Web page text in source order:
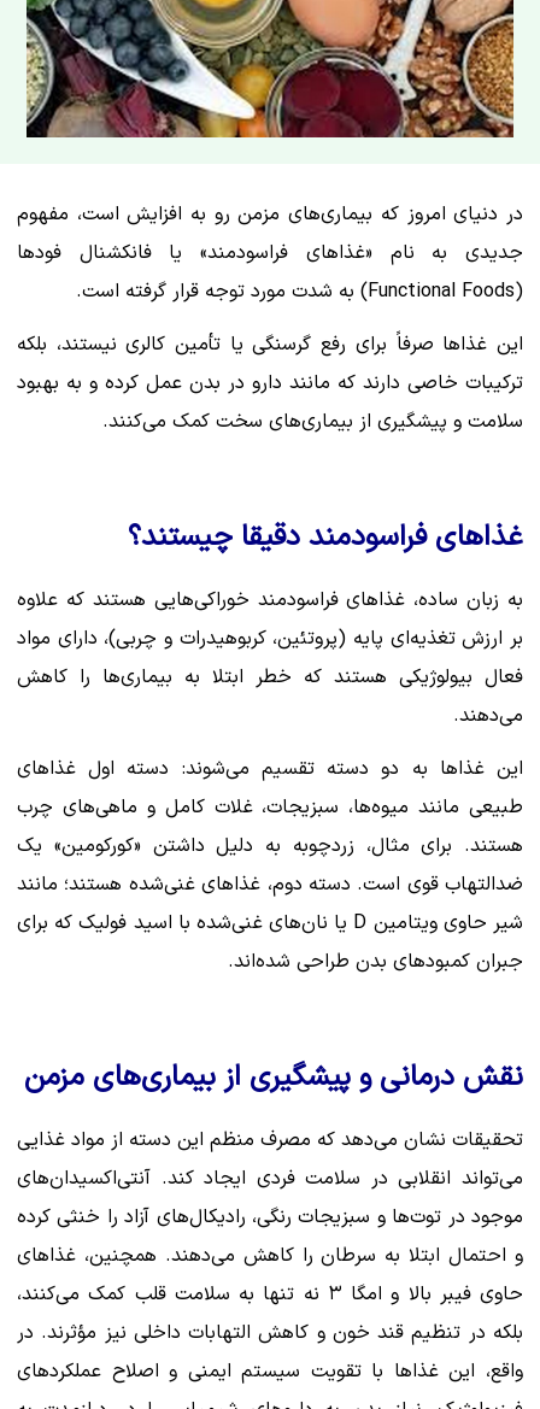
در دنیای امروز که بیماری‌های مزمن رو به افزایش است، مفهوم
جدیدی به نام «غذاهای فراسودمند» یا فانکشنال فودها
(Functional Foods) به شدت مورد توجه قرار گرفته است.
این غذاها صرفاً برای رفع گرسنگی یا تأمین کالری نیستند، بلکه
ترکیبات خاصی دارند که مانند دارو در بدن عمل کرده و به بهبود
سلامت و پیشگیری از بیماری‌های سخت کمک می‌کنند.
غذاهای فراسودمند دقیقا چیستند؟
به زبان ساده، غذاهای فراسودمند خوراکی‌هایی هستند که علاوه
بر ارزش تغذیه‌ای پایه (پروتئین، کربوهیدرات و چربی)، دارای مواد
فعال بیولوژیکی هستند که خطر ابتلا به بیماری‌ها را کاهش
می‌دهند.
این غذاها به دو دسته تقسیم می‌شوند: دسته اول غذاهای
طبیعی مانند میوه‌ها، سبزیجات، غلات کامل و ماهی‌های چرب
هستند. برای مثال، زردچوبه به دلیل داشتن «کورکومین» یک
ضدالتهاب قوی است. دسته دوم، غذاهای غنی‌شده هستند؛ مانند
شیر حاوی ویتامین D یا نان‌های غنی‌شده با اسید فولیک که برای
جبران کمبودهای بدن طراحی شده‌اند.
نقش درمانی و پیشگیری از بیماری‌های مزمن
تحقیقات نشان می‌دهد که مصرف منظم این دسته از مواد غذایی
می‌تواند انقلابی در سلامت فردی ایجاد کند. آنتی‌اکسیدان‌های
موجود در توت‌ها و سبزیجات رنگی، رادیکال‌های آزاد را خنثی کرده
و احتمال ابتلا به سرطان را کاهش می‌دهند. همچنین، غذاهای
حاوی فیبر بالا و امگا ۳ نه تنها به سلامت قلب کمک می‌کنند،
بلکه در تنظیم قند خون و کاهش التهابات داخلی نیز مؤثرند. در
واقع، این غذاها با تقویت سیستم ایمنی و اصلاح عملکردهای